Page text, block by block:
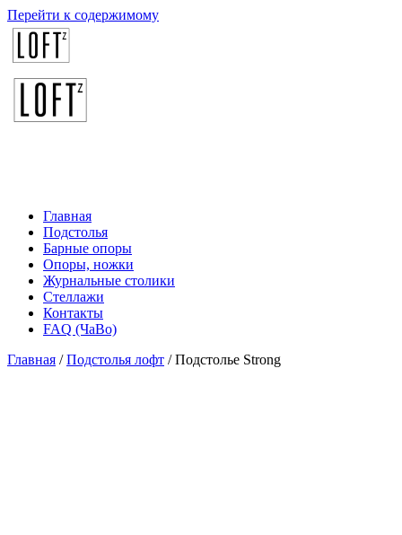
Перейти к содержимому
Главная
Подстолья
Барные опоры
Опоры, ножки
Журнальные столики
Стеллажи
Контакты
FAQ (ЧаВо)
Главная /Подстолья лофт / Подстолье Strong